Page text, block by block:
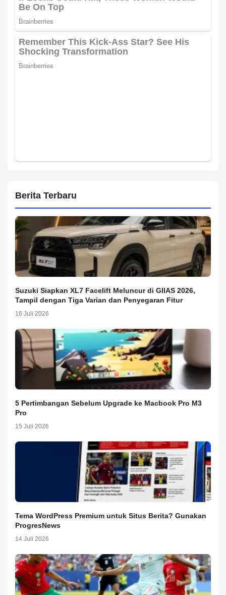
Berita Terbaru
Suzuki Siapkan XL7 Facelift Meluncur di GIIAS 2026,
Tampil dengan Tiga Varian dan Penyegaran Fitur
16 Juli 2026
5 Pertimbangan Sebelum Upgrade ke Macbook Pro M3
Pro
15 Juli 2026
Tema WordPress Premium untuk Situs Berita? Gunakan
ProgresNews
14 Juli 2026